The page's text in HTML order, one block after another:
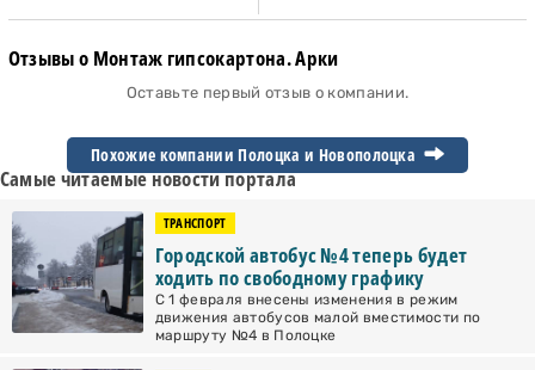
Отзывы о Монтаж гипсокартона. Арки
Оставьте первый отзыв о компании.
Похожие компании Полоцка и Новополоцка
Самые читаемые новости портала
ТРАНСПОРТ
Городской автобус №4 теперь будет
ходить по свободному графику
С 1 февраля внесены изменения в режим
движения автобусов малой вместимости по
маршруту №4 в Полоцке